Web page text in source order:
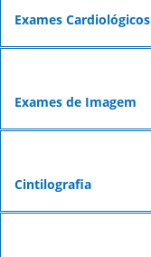
Exames Cardiológicos
Exames de Imagem
Cintilografia